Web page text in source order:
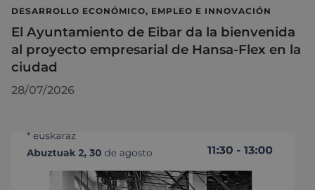
DESARROLLO ECONÓMICO, EMPLEO E INNOVACIÓN
El Ayuntamiento de Eibar da la bienvenida
al proyecto empresarial de Hansa-Flex en la
ciudad
28/07/2026